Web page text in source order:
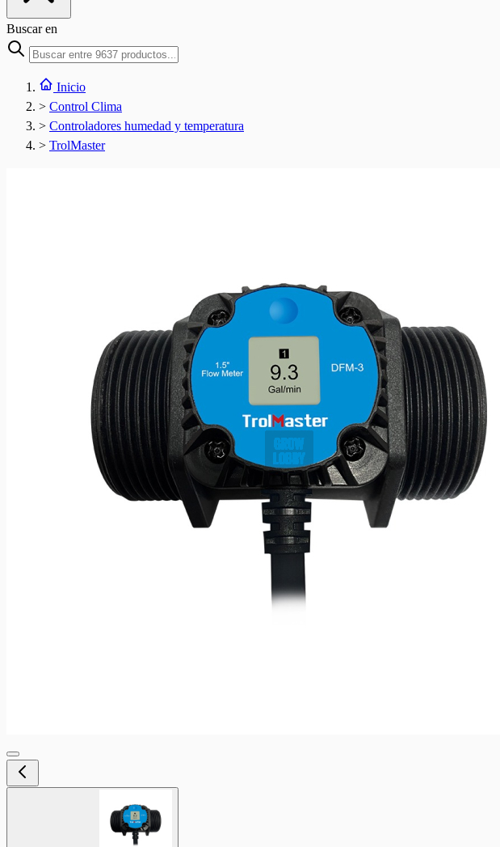
Buscar en
Inicio
> Control Clima
> Controladores humedad y temperatura
> TrolMaster